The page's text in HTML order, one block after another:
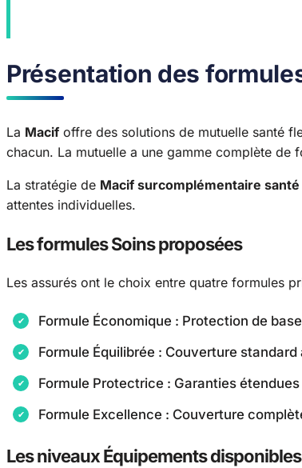
Présentation des
La Macif offre des solutions de mutuelle santé
chacun. La mutuelle a une gamme complète de
La stratégie de Macif surcomplémentaire santé
attentes individuelles.
Les formules Soins proposées
Les assurés ont le choix entre quatre formules
Formule Économique : Protection de
Formule Équilibrée : Couverture
Formule Protectrice : Garanties
Formule Excellence : Couverture
Les niveaux Équipements disponibles